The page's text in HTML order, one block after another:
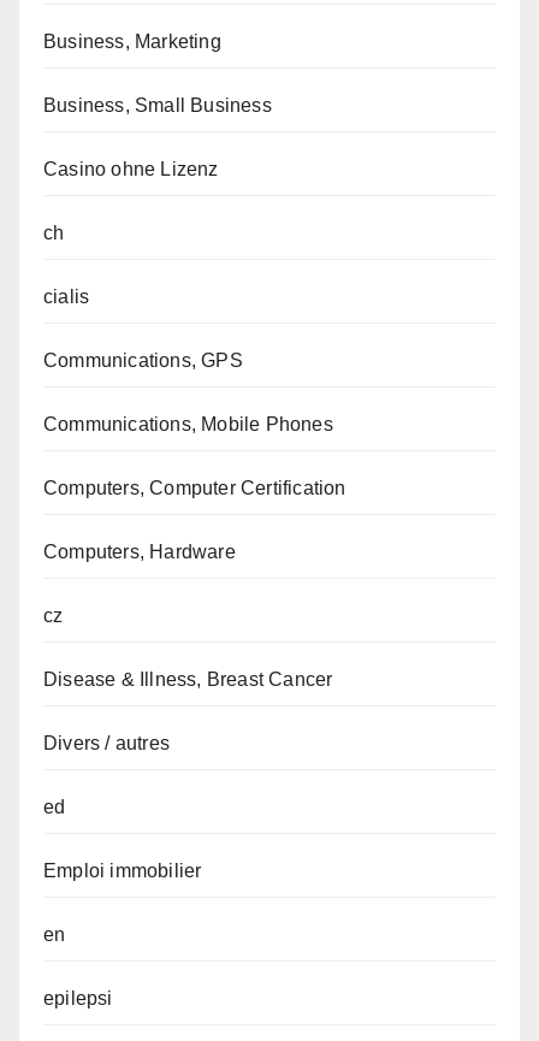
Business, Marketing
Business, Small Business
Casino ohne Lizenz
ch
cialis
Communications, GPS
Communications, Mobile Phones
Computers, Computer Certification
Computers, Hardware
cz
Disease & Illness, Breast Cancer
Divers / autres
ed
Emploi immobilier
en
epilepsi